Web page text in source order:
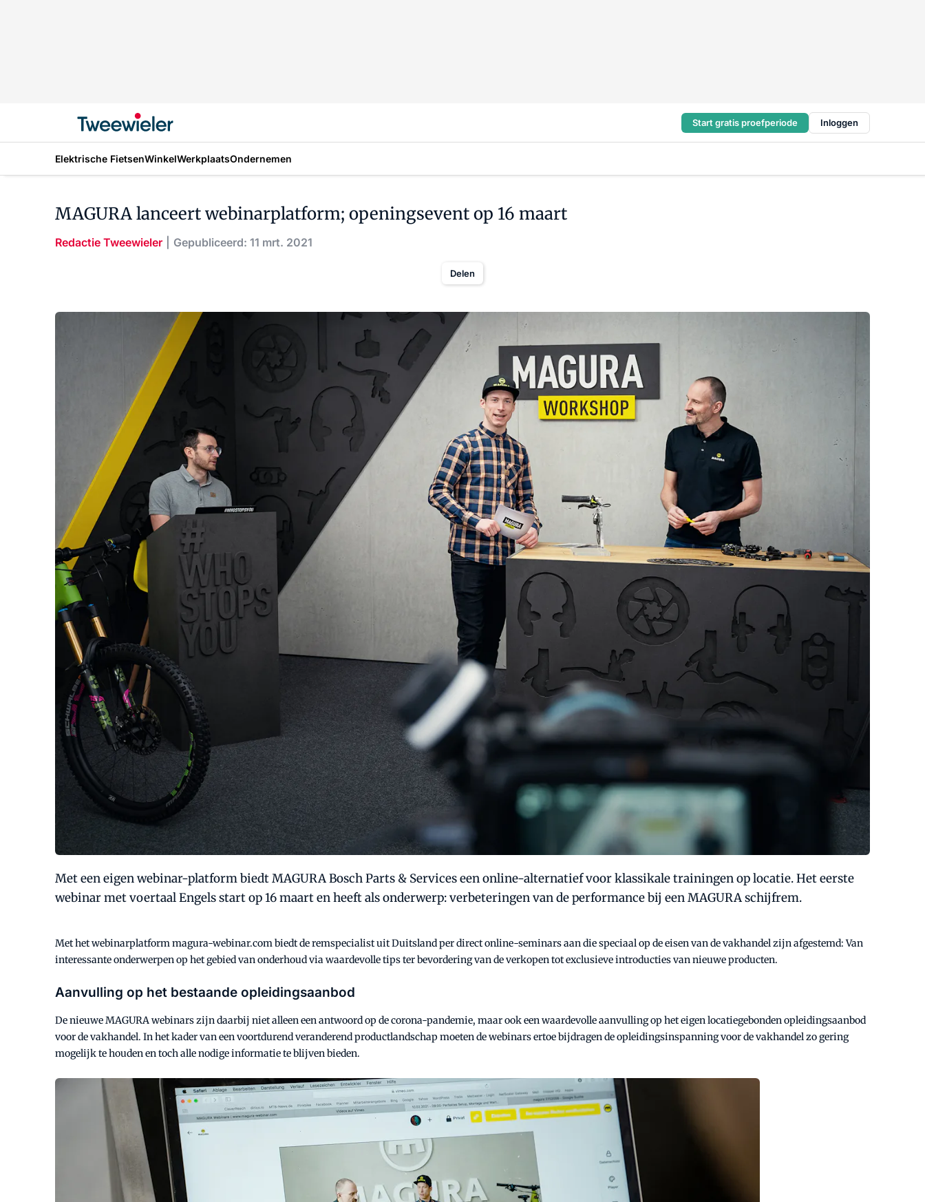
Start gratis proefperiode Inloggen
Elektrische FietsenWinkelWerkplaatsOndernemen
MAGURA lanceert webinarplatform; openingsevent op 16 maart
Redactie Tweewieler Gepubliceerd: 11 mrt. 2021
Delen
Met een eigen webinar-platform biedt MAGURA Bosch Parts & Services een online-alternatief voor klassikale trainingen op locatie. Het eerste
webinar met voertaal Engels start op 16 maart en heeft als onderwerp: verbeteringen van de performance bij een MAGURA schijfrem.
Met het webinarplatform magura-webinar.com biedt de remspecialist uit Duitsland per direct online-seminars aan die speciaal op de eisen van de vakhandel zijn afgestemd: Van
interessante onderwerpen op het gebied van onderhoud via waardevolle tips ter bevordering van de verkopen tot exclusieve introducties van nieuwe producten.
Aanvulling op het bestaande opleidingsaanbod
De nieuwe MAGURA webinars zijn daarbij niet alleen een antwoord op de corona-pandemie, maar ook een waardevolle aanvulling op het eigen locatiegebonden opleidingsaanbod
voor de vakhandel. In het kader van een voortdurend veranderend productlandschap moeten de webinars ertoe bijdragen de opleidingsinspanning voor de vakhandel zo gering
mogelijk te houden en toch alle nodige informatie te blijven bieden.